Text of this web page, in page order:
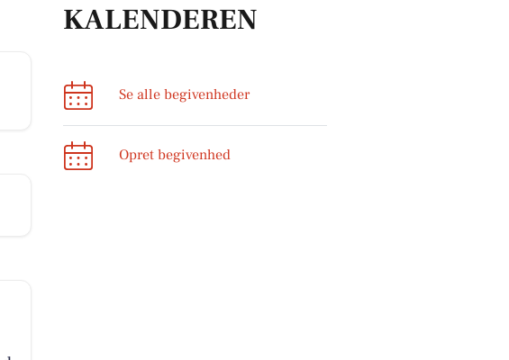
KALENDEREN
Se alle begivenheder
Opret begivenhed